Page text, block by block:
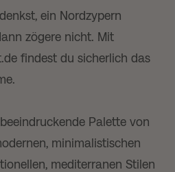
ein Nordzypern
zögere nicht. Mit
findest du sicherlich das
Palette von
minimalistischen
mediterranen Stilen